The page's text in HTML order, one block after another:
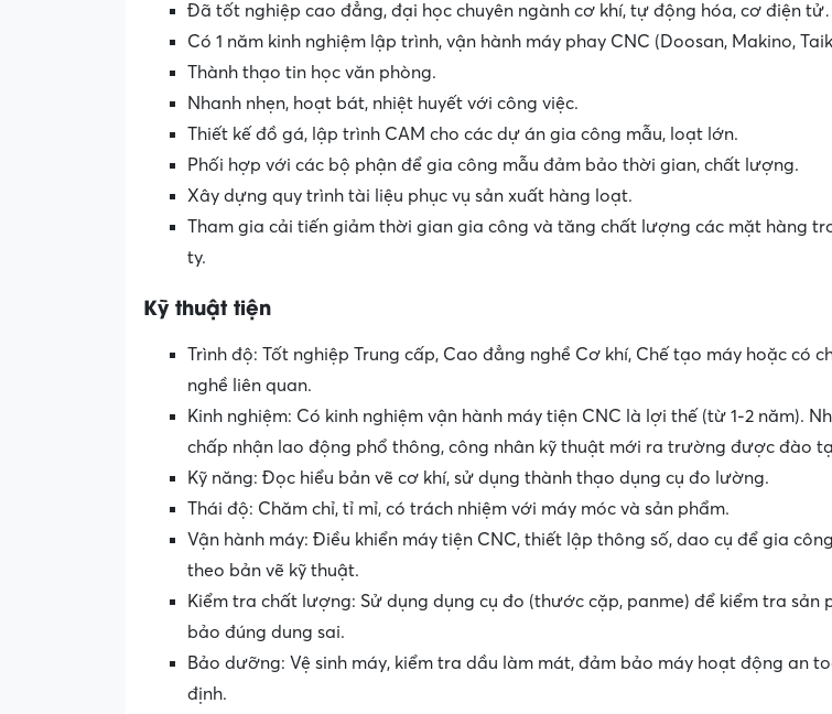
Đã tốt nghiệp cao đẳng, đại học chuyên ngành cơ khí, tự động hóa, cơ điện
Có 1 năm kinh nghiệm lập trình, vận hành máy phay CNC (Doosan, Makino,
Thành thạo tin học văn phòng.
Nhanh nhẹn, hoạt bát, nhiệt huyết với công việc.
Thiết kế đồ gá, lập trình CAM cho các dự án gia công mẫu, loạt lớn.
Phối hợp với các bộ phận để gia công mẫu đảm bảo thời gian, chất lượng.
Xây dựng quy trình tài liệu phục vụ sản xuất hàng loạt.
Tham gia cải tiến giảm thời gian gia công và tăng chất lượng các mặt hàng
ty.
Kỹ thuật tiện
Trình độ: Tốt nghiệp Trung cấp, Cao đẳng nghề Cơ khí, Chế tạo máy hoặc có
nghề liên quan.
Kinh nghiệm: Có kinh nghiệm vận hành máy tiện CNC là lợi thế (từ 1-2 năm).
chấp nhận lao động phổ thông, công nhân kỹ thuật mới ra trường được đào
Kỹ năng: Đọc hiểu bản vẽ cơ khí, sử dụng thành thạo dụng cụ đo lường.
Thái độ: Chăm chỉ, tỉ mỉ, có trách nhiệm với máy móc và sản phẩm.
Vận hành máy: Điều khiển máy tiện CNC, thiết lập thông số, dao cụ để gia
theo bản vẽ kỹ thuật.
Kiểm tra chất lượng: Sử dụng dụng cụ đo (thước cặp, panme) để kiểm tra sản
bảo đúng dung sai.
Bảo dưỡng: Vệ sinh máy, kiểm tra dầu làm mát, đảm bảo máy hoạt động an
định.